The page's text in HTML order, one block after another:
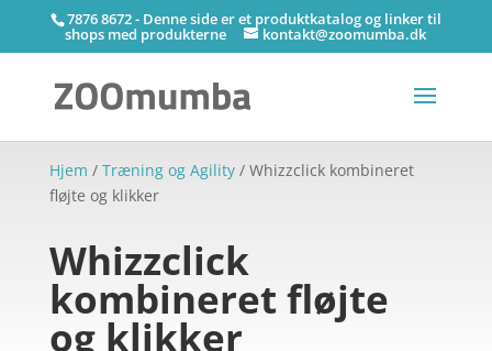
7876 8672 - Denne side er et produktkatalog og linker til
shops med produkterne kontakt@zoomumba.dk
Hjem / Træning og Agility/ Whizzclick kombineret
fløjte og klikker
Whizzclick
kombineret fløjte
og klikker